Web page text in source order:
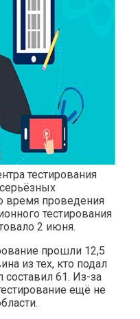
тестирования
время проведения
тестирования
2 июня.
прошли 12,5
из тех, кто подал
61. Из-за
ещё не